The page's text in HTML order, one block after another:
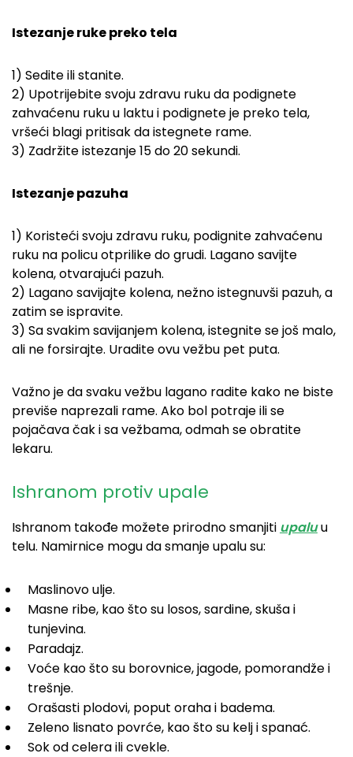
Istezanje ruke preko tela
1) Sedite ili stanite.
2) Upotrijebite svoju zdravu ruku da podignete
zahvaćenu ruku u laktu i podignete je preko tela,
vršeći blagi pritisak da istegnete rame.
3) Zadržite istezanje 15 do 20 sekundi.
Istezanje pazuha
1) Koristeći svoju zdravu ruku, podignite zahvaćenu
ruku na policu otprilike do grudi. Lagano savijte
kolena, otvarajući pazuh.
2) Lagano savijajte kolena, nežno istegnuvši pazuh, a
zatim se ispravite.
3) Sa svakim savijanjem kolena, istegnite se još malo,
ali ne forsirajte. Uradite ovu vežbu pet puta.
Važno je da svaku vežbu lagano radite kako ne biste
previše naprezali rame. Ako bol potraje ili se
pojačava čak i sa vežbama, odmah se obratite
lekaru.
Ishranom protiv upale
Ishranom takođe možete prirodno smanjiti upaluu
telu. Namirnice mogu da smanje upalu su:
Maslinovo ulje.
Masne ribe, kao što su losos, sardine, skuša i
tunjevina.
Paradajz.
Voće kao što su borovnice, jagode, pomorandže i
trešnje.
Orašasti plodovi, poput oraha i badema.
Zeleno lisnato povrće, kao što su kelj i spanać.
Sok od celera ili cvekle.